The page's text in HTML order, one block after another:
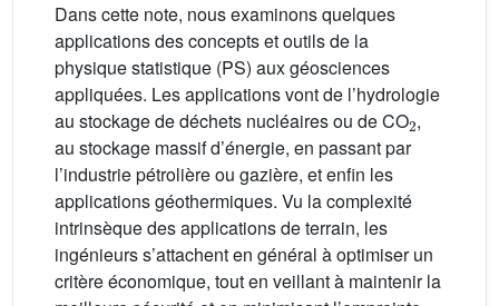
Dans cette note, nous examinons quelques
applications des concepts et outils de la
physique statistique (PS) aux géosciences
appliquées. Les applications vont de l’hydrologie
au stockage de déchets nucléaires ou de CO
2
,
au stockage massif d’énergie, en passant par
l’industrie pétrolière ou gazière, et enfin les
applications géothermiques. Vu la complexité
intrinsèque des applications de terrain, les
ingénieurs s’attachent en général à optimiser un
critère économique, tout en veillant à maintenir la